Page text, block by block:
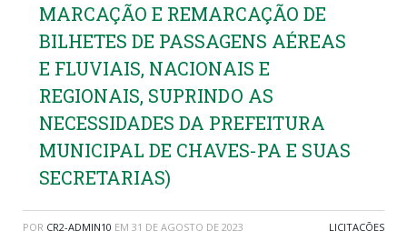
MARCAÇÃO E REMARCAÇÃO DE
BILHETES DE PASSAGENS AÉREAS
E FLUVIAIS, NACIONAIS E
REGIONAIS, SUPRINDO AS
NECESSIDADES DA PREFEITURA
MUNICIPAL DE CHAVES-PA E SUAS
SECRETARIAS)
POR CR2-ADMIN10 EM 31 DE AGOSTO DE 2023 LICITAÇÕES